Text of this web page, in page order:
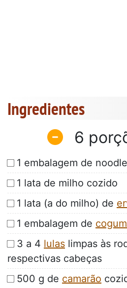
Ingredientes
6
1 embalagem de
1 lata de milho cozido
1 lata (a do milho) de
1 embalagem de
3 a 4 lulas limpas às
respectivas cabeças
500 g de camarão